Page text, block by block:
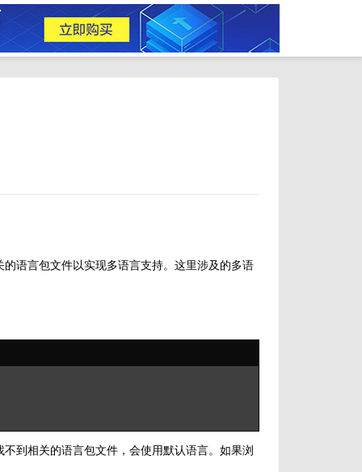
语言包文件以实现多语言支持。这里涉及的多语
到相关的语言包文件，会使用默认语言。如果浏